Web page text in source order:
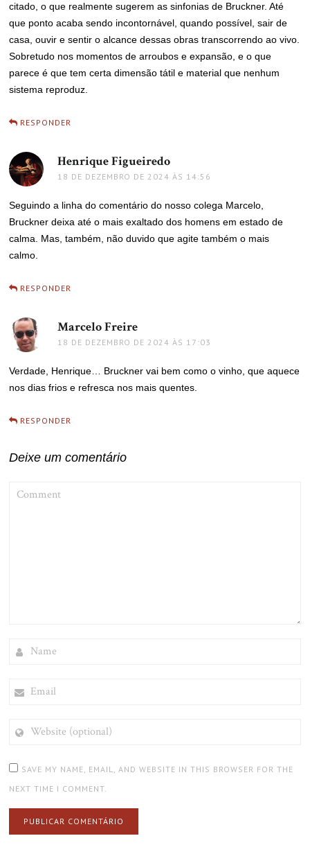
citado, o que realmente sugerem as sinfonias de Bruckner. Até
que ponto acaba sendo incontornável, quando possível, sair de
casa, ouvir e sentir o alcance dessas obras transcorrendo ao vivo.
Sobretudo nos momentos de arroubos e expansão, e o que
parece é que tem certa dimensão tátil e material que nenhum
sistema reproduz.
RESPONDER
Henrique Figueiredo
18 DE DEZEMBRO DE 2024 ÀS 14:56
Seguindo a linha do comentário do nosso colega Marcelo,
Bruckner deixa até o mais exaltado dos homens em estado de
calma. Mas, também, não duvido que agite também o mais
calmo.
RESPONDER
Marcelo Freire
18 DE DEZEMBRO DE 2024 ÀS 17:03
Verdade, Henrique… Bruckner vai bem como o vinho, que aquece
nos dias frios e refresca nos mais quentes.
RESPONDER
Deixe um comentário
(OPTIONAL)
SAVE MY NAME, EMAIL, AND WEBSITE IN THIS BROWSER FOR THE
NEXT TIME I COMMENT.